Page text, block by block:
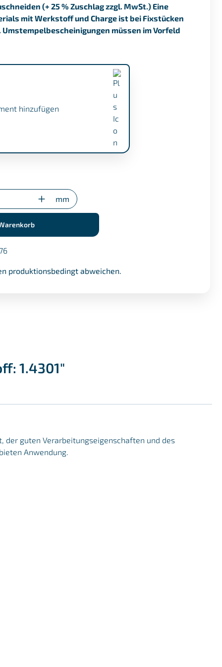
(+ 25 % Zuschlag zzgl. MwSt.) Eine
mit Werkstoff und Charge ist bei Fixstücken
Umstempelbescheinigungen müssen im Vorfeld
hinzufügen
(nur bei Sonderzuschnitten)
mm
produktionsbedingt abweichen.
1.4301"
der guten Verarbeitungseigenschaften und des
Anwendung.